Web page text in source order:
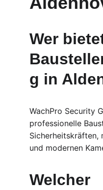
Wer
g in
WachPro Security
professionelle
Sicherheitskräften,
und modernen
Welcher